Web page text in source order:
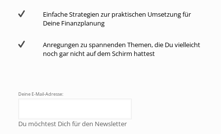
Einfache Strategien zur praktischen Umsetzung für
Deine Finanzplanung
Anregungen zu spannenden Themen, die Du vielleicht
noch gar nicht auf dem Schirm hattest
Deine E-Mail-Adresse:
Du möchtest Dich für den Newsletter